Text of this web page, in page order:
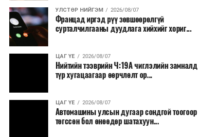
бэлтгэлийн явц, нөөцийн үлдэгдэл ил тод болно. Мөн
хөнгөлөлттэй зээлийг зориулалтын бусаар ашиглах
явдлыг таслан зогсоох, хүртээмжийг нэмэгдүүлэх,
өрсөлдөөнийг бий болгох боломжтой гэж үзжээ.
Иргэд агуулах, үйлдвэрээс махаа шууд худалдан авах,
малчид системээр дамжуулан бүтээгдэхүүнээ
Түүнчлэн түлш, улаанбуудай, хүнсний ногооны нөөц
бүрдүүлэх зоорь, агуулах барих аж ахуйн нэгжүүдэд
УЛСТӨР НИЙГЭМ 2026/08/07
Францад иргэд рүү зөвшөөрөлгүй
сурталчилгааны дуудлага хийхийг хориг...
ЦАГ ҮЕ 2026/08/07
Нийтийн тээврийн Ч:19А чиглэлийн замналд
түр хугацаагаар өөрчлөлт ор...
ЦАГ ҮЕ 2026/08/07
Автомашины улсын дугаар сондгой тоогоор
төгссөн бол өнөөдөр шатахуун...